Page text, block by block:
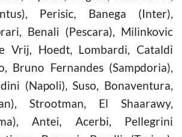
Perisic, Banega (Inter),
Benali (Pescara), Milinkovic
Vrij, Hoedt, Lombardi, Cataldi
Bruno Fernandes (Sampdoria),
(Napoli), Suso, Bonaventura,
Strootman, El Shaarawy,
Antei, Acerbi, Pellegrini